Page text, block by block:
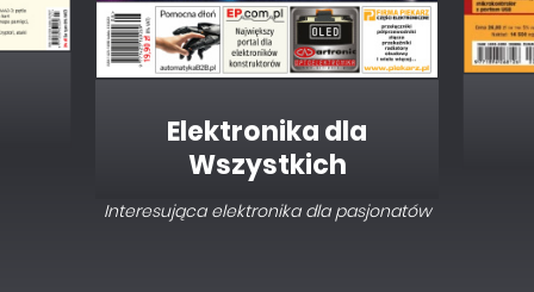
Elektronika dla
Wszystkich
Interesująca elektronika dla pasjonatów